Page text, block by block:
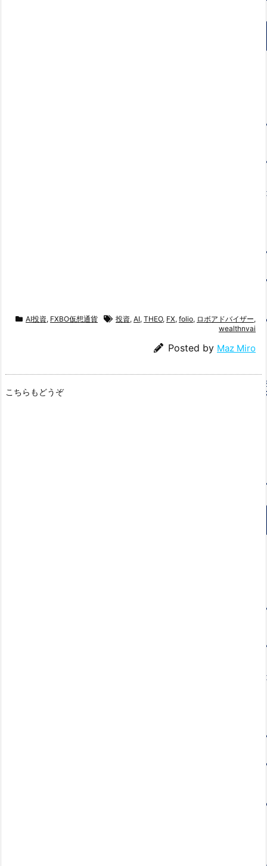
AI投資, FXBO仮想通貨 投資, AI, THEO, FX, folio, ロボアドバイザー,
wealthnvai
Posted by Maz Miro
こちらもどうぞ